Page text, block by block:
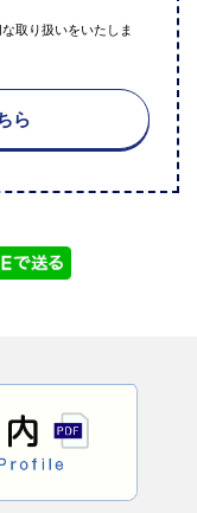
取り扱いをいたしま
ら